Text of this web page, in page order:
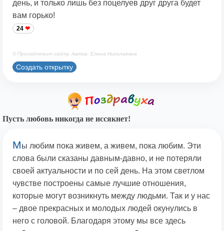
день, и только лишь без поцелуев друг друга будет
вам горько!
24
© Принадлежит сайту. Автор: Елена Николаевна
Создать открытку
Пусть любовь никогда не иссякнет!
Мы любим пока живем, а живем, пока любим. Эти
слова были сказаны давным-давно, и не потеряли
своей актуальности и по сей день. На этом светлом
чувстве построены самые лучшие отношения,
которые могут возникнуть между людьми. Так и у нас
– двое прекрасных и молодых людей окунулись в
него с головой. Благодаря этому мы все здесь